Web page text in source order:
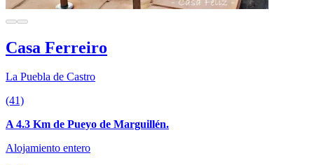
Casa Ferreiro
La Puebla de Castro
(41)
A 4.3 Km de Pueyo de Marguillén.
Alojamiento entero